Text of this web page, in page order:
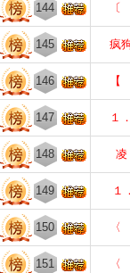
144
145 疯
146
147 １
148
149 １
150
151